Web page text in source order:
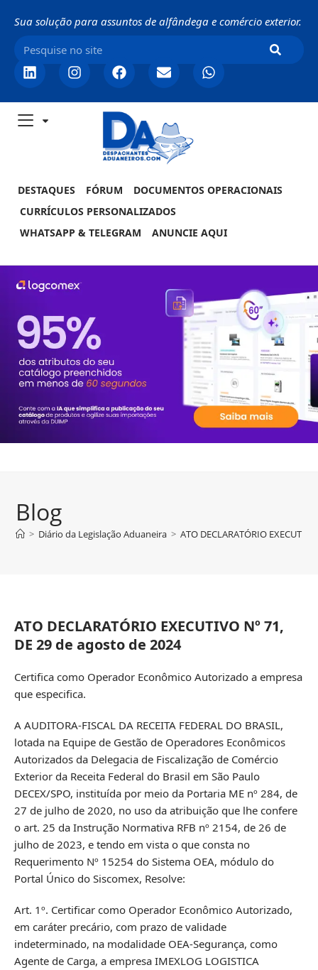
Sua solução para assuntos de alfândega e comércio exterior.
DESTAQUES FÓRUM
DOCUMENTOS OPERACIONAIS
CURRÍCULOS PERSONALIZADOS
WHATSAPP & TELEGRAM
ANUNCIE AQUI
Blog
> Diário da Legislação Aduaneira > ATO DECLARATÓRIO
ATO DECLARATÓRIO EXECUTIVO Nº 71,
DE 29 de agosto de 2024
Certifica como Operador Econômico Autorizado a empresa
que especifica.
A AUDITORA-FISCAL DA RECEITA FEDERAL DO BRASIL,
lotada na Equipe de Gestão de Operadores Econômicos
Autorizados da Delegacia de Fiscalização de Comércio
Exterior da Receita Federal do Brasil em São Paulo
DECEX/SPO, instituída por meio da Portaria ME nº 284, de
27 de julho de 2020, no uso da atribuição que lhe confere
o art. 25 da Instrução Normativa RFB nº 2154, de 26 de
julho de 2023, e tendo em vista o que consta no
Requerimento Nº 15254 do Sistema OEA, módulo do
Portal Único do Siscomex, Resolve:
Art. 1º. Certificar como Operador Econômico Autorizado,
em caráter precário, com prazo de validade
indeterminado, na modalidade OEA-Segurança, como
Agente de Carga, a empresa IMEXLOG LOGISTICA